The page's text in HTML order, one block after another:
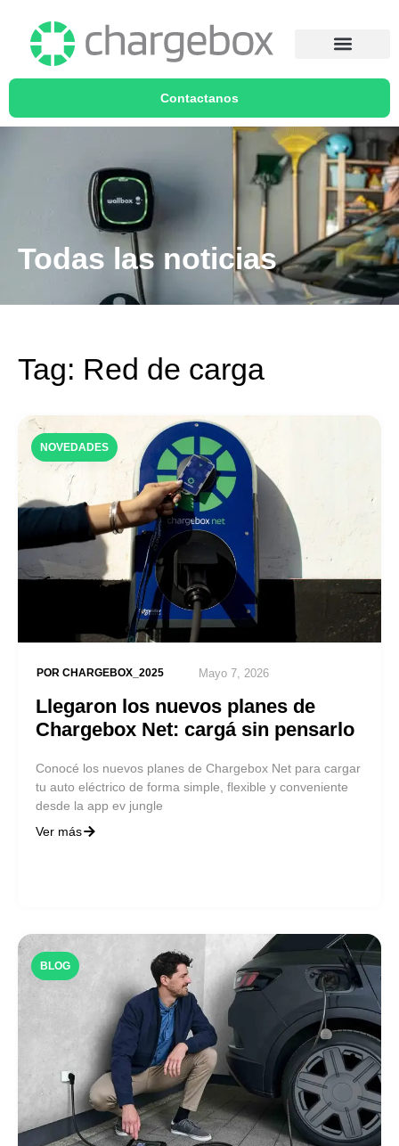
Contactanos
Todas las noticias
Tag: Red de carga
NOVEDADES
POR CHARGEBOX_2025 Mayo 7, 2026
Llegaron los nuevos planes de
Chargebox Net: cargá sin pensarlo
Conocé los nuevos planes de Chargebox Net para cargar
tu auto eléctrico de forma simple, flexible y conveniente
desde la app ev jungle
Ver más
BLOG